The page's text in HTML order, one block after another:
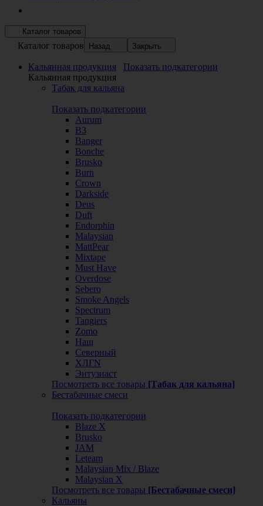
Каталог товаров
Каталог товаров Назад Закрыть
Кальянная продукция
Показать подкатегории
Кальянная продукция
Табак для кальяна
Показать подкатегории
Aurum
B3
Banger
Bonche
Brusko
Burn
Crown
Darkside
Deus
Duft
Endorphin
Malaysian
MattPear
Mixtape
Must Have
Overdose
Sebero
Smoke Angels
Spectrum
Tangiers
Zomo
Наш
Северный
ХЛГN
Энтузиаст
Посмотреть все товары [Табак для кальяна]
Бестабачные смеси
Показать подкатегории
Blaze X
Brusko
JAM
Leteam
Malaysian Mix / Blaze
Malaysian X
Посмотреть все товары [Бестабачные смеси]
Кальяны